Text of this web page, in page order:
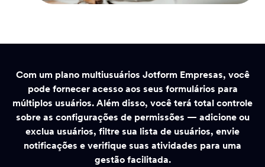
Com um plano multiusuários Jotform Empresas, você
pode fornecer acesso aos seus formulários para
múltiplos usuários. Além disso, você terá total controle
sobre as configurações de permissões — adicione ou
exclua usuários, filtre sua lista de usuários, envie
notificações e verifique suas atividades para uma
gestão facilitada.